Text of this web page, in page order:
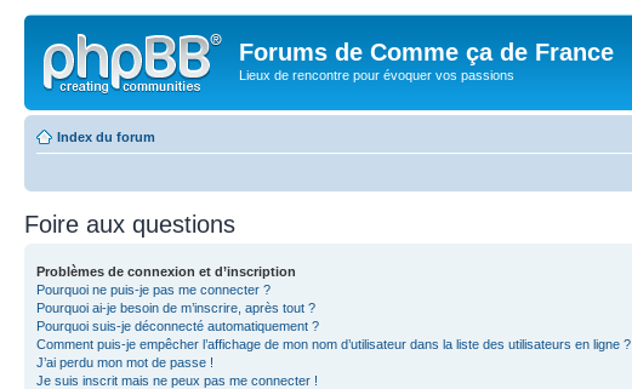
Forums de Comme ça de France
Lieux de rencontre pour évoquer vos passions
Index du forum
Foire aux questions
Problèmes de connexion et d’inscription
Pourquoi ne puis-je pas me connecter ?
Pourquoi ai-je besoin de m’inscrire, après tout ?
Pourquoi suis-je déconnecté automatiquement ?
Comment puis-je empêcher l’affichage de mon nom d’utilisateur dans la liste des utilisateurs en ligne ?
J’ai perdu mon mot de passe !
Je suis inscrit mais ne peux pas me connecter !